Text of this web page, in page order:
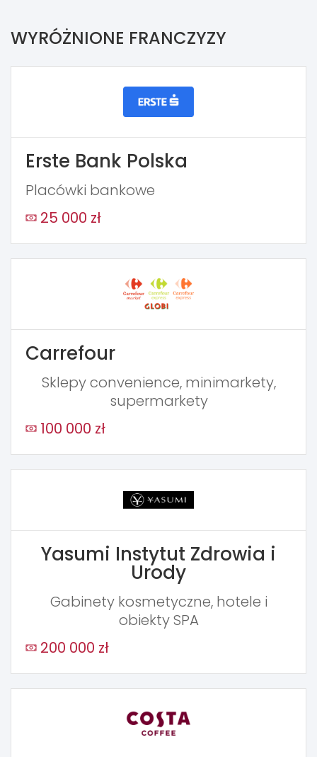
WYRÓŻNIONE FRANCZYZY
Erste Bank Polska
Placówki bankowe
25 000 zł
Carrefour
Sklepy convenience, minimarkety,
supermarkety
100 000 zł
Yasumi Instytut Zdrowia i
Urody
Gabinety kosmetyczne, hotele i
obiekty SPA
200 000 zł